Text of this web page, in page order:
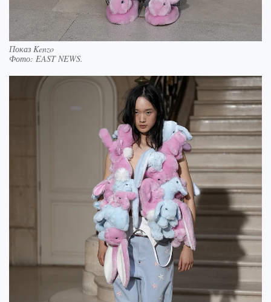
Показ Kenzo
Фото: EAST NEWS.